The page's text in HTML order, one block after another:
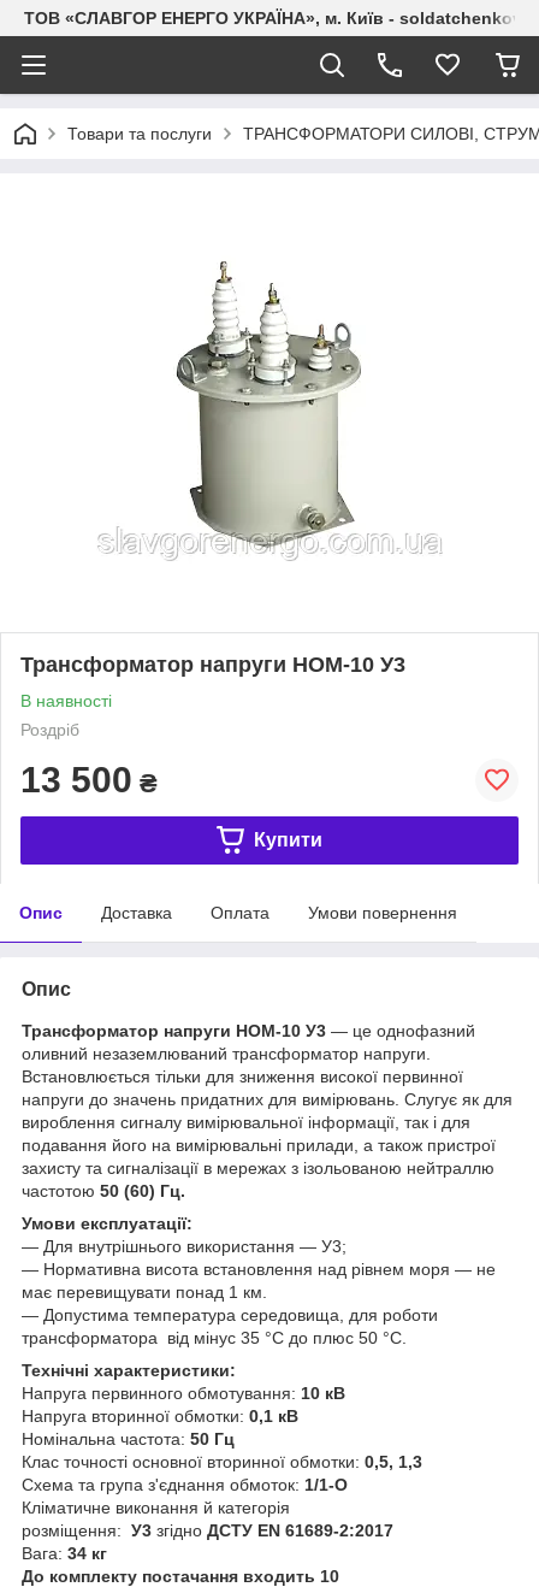
ТОВ «СЛАВГОР ЕНЕРГО УКРАЇНА», м. Київ -
Товари та послуги ТРАНСФОРМАТОРИ СИЛОВІ,
Трансформатор напруги НОМ-10 У3
В наявності
Роздріб
13 500 ₴
Купити
Опис Доставка Оплата Умови повернення
Опис
Трансформатор напруги НОМ-10 У3 — це однофазний
оливний незаземлюваний трансформатор напруги.
Встановлюється тільки для зниження високої первинної
напруги до значень придатних для вимірювань. Слугує як для
вироблення сигналу вимірювальної інформації, так і для
подавання його на вимірювальні прилади, а також пристрої
захисту та сигналізації в мережах з ізольованою нейтраллю
частотою 50 (60) Гц.
Умови експлуатації:
— Для внутрішнього використання — У3;
— Нормативна висота встановлення над рівнем моря — не
має перевищувати понад 1 км.
— Допустима температура середовища, для роботи
трансформатора від мінус 35 °C до плюс 50 °C.
Технічні характеристики:
Напруга первинного обмотування: 10 кВ
Напруга вторинної обмотки: 0,1 кВ
Номінальна частота: 50 Гц
Клас точності основної вторинної обмотки: 0,5, 1,3
Схема та група з'єднання обмоток: 1/1-О
Кліматичне виконання й категорія
розміщення: У3 згідно ДСТУ EN 61689-2:2017
Вага: 34 кг
До комплекту постачання входить 10